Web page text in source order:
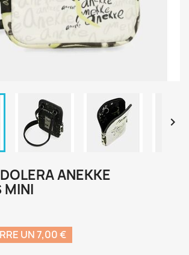

ANEKKE
MINI
UN 7,00 €